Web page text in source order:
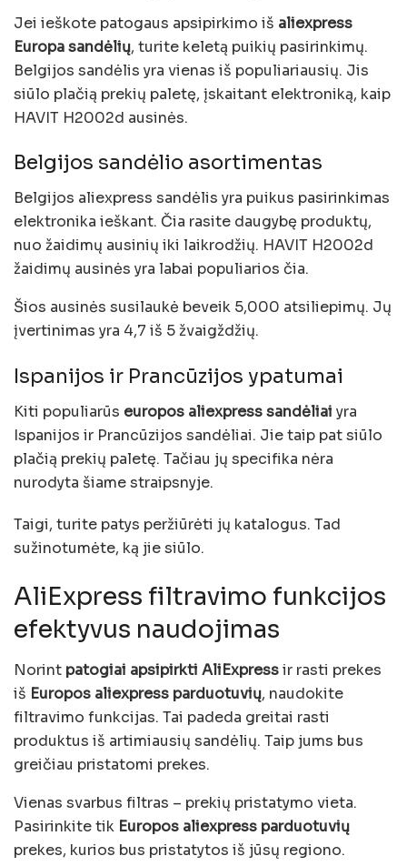
Jei ieškote patogaus apsipirkimo iš aliexpress
Europa sandėlių, turite keletą puikių pasirinkimų.
Belgijos sandėlis yra vienas iš populiariausių. Jis
siūlo plačią prekių paletę, įskaitant elektroniką, kaip
HAVIT H2002d ausinės.
Belgijos sandėlio asortimentas
Belgijos aliexpress sandėlis yra puikus pasirinkimas
elektronika ieškant. Čia rasite daugybę produktų,
nuo žaidimų ausinių iki laikrodžių. HAVIT H2002d
žaidimų ausinės yra labai populiarios čia.
Šios ausinės susilaukė beveik 5,000 atsiliepimų. Jų
įvertinimas yra 4,7 iš 5 žvaigždžių.
Ispanijos ir Prancūzijos ypatumai
Kiti populiarūs europos aliexpress sandėliai yra
Ispanijos ir Prancūzijos sandėliai. Jie taip pat siūlo
plačią prekių paletę. Tačiau jų specifika nėra
nurodyta šiame straipsnyje.
Taigi, turite patys peržiūrėti jų katalogus. Tad
sužinotumėte, ką jie siūlo.
AliExpress filtravimo funkcijos
efektyvus naudojimas
Norint patogiai apsipirkti AliExpressir rasti prekes
iš Europos aliexpress parduotuvių, naudokite
filtravimo funkcijas. Tai padeda greitai rasti
produktus iš artimiausių sandėlių. Taip jums bus
greičiau pristatomi prekes.
Vienas svarbus filtras – prekių pristatymo vieta.
Pasirinkite tik Europos aliexpress parduotuvių
prekes, kurios bus pristatytos iš jūsų regiono.